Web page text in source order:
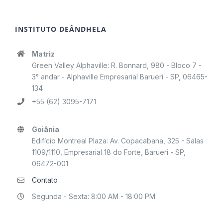
INSTITUTO DEÂNDHELA
Matriz
Green Valley Alphaville: R. Bonnard, 980 - Bloco 7 -
3° andar - Alphaville Empresarial Barueri - SP, 06465-
134
+55 (62) 3095-7171
Goiânia
Edifício Montreal Plaza: Av. Copacabana, 325 - Salas
1109/1110, Empresarial 18 do Forte, Barueri - SP,
06472-001
Contato
Segunda - Sexta: 8:00 AM - 18:00 PM